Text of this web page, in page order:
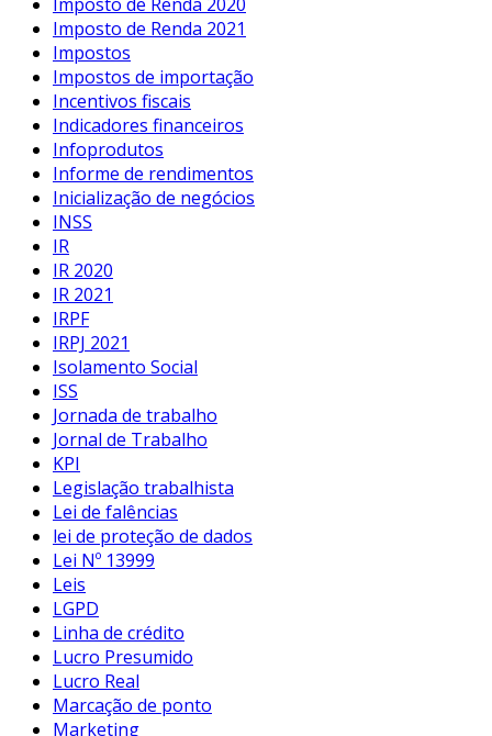
Imposto de Renda 2021
Impostos
Impostos de importação
Incentivos fiscais
Indicadores financeiros
Infoprodutos
Informe de rendimentos
Inicialização de negócios
INSS
IR
IR 2020
IR 2021
IRPF
IRPJ 2021
Isolamento Social
ISS
Jornada de trabalho
Jornal de Trabalho
KPI
Legislação trabalhista
Lei de falências
lei de proteção de dados
Lei Nº 13999
Leis
LGPD
Linha de crédito
Lucro Presumido
Lucro Real
Marcação de ponto
Marketing